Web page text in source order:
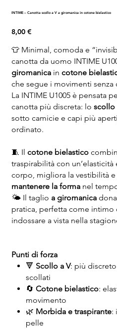
INTIME – Canotta scollo a V a giromanica in cotone bielastico
Prezzo
8,00 €
👕 Minimal, comoda e
canotta da uomo INTIME
giromanicain cotone
che segue i movimenti senza
La INTIME U1005 è pensata
canotta più discreta: lo scollo
sotto camicie e capi più
ordinato.
🧵 Il cotone bielastico
traspirabilità con un’elasticità
corpo, migliora la vestibilità
mantenere la formanel
🌤️ Il taglio a giromanicadona
pratica, perfetta come
indossare a vista nella
Punti di forza
🔻 Scollo a V: più
scollati
🔄 Cotone bielastico:
movimento
🌿 Morbida e traspirante:
pelle